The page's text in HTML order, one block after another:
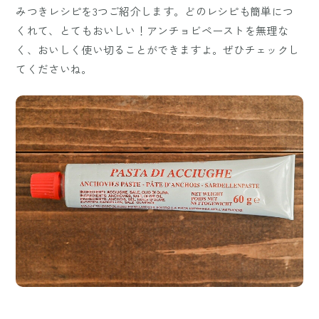
みつきレシピを3つご紹介します。どのレシピも簡単につ
くれて、とてもおいしい！アンチョビペーストを無理な
く、おいしく使い切ることができますよ。ぜひチェックし
てくださいね。